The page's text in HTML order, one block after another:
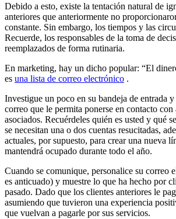
Debido a esto, existe la tentación natural de
anteriores que anteriormente no
constante. Sin embargo, los tiempos y las
Recuerde, los responsables de la toma de
reemplazados de forma rutinaria.
En marketing, hay un dicho popular: “El
es una lista de correo electrónico .
Investigue un poco en su bandeja de entrada
correo que le permita ponerse en contacto
asociados. Recuérdeles quién es usted y qué
se necesitan una o dos cuentas resucitadas,
actuales, por supuesto, para crear una nueva
mantendrá ocupado durante todo el año.
Cuando se comunique, personalice su correo
es anticuado) y muestre lo que ha hecho por
pasado. Dado que los clientes anteriores le
asumiendo que tuvieron una experiencia
que vuelvan a pagarle por sus servicios.